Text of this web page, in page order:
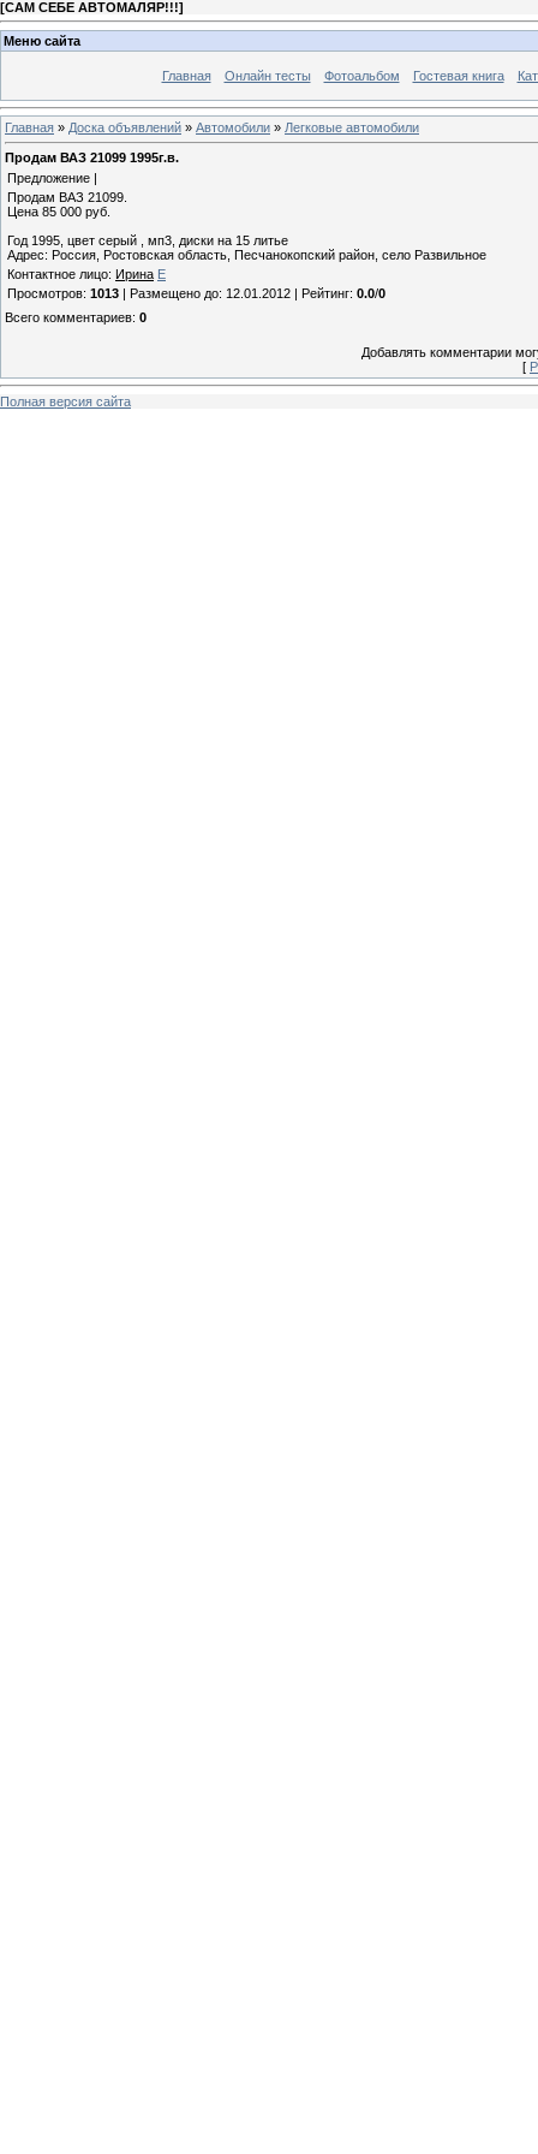
[САМ СЕБЕ АВТОМАЛЯР!!!]
Меню сайта
Главная Онлайн тесты Фотоальбом Гостевая книга
Главная » Доска объявлений » Автомобили » Легковые автомобили
Продам ВАЗ 21099 1995г.в.
Предложение |
Продам ВАЗ 21099.
Цена 85 000 руб.
Год 1995, цвет серый , мп3, диски на 15 литье
Адрес: Россия, Ростовская область, Песчанокопский район, село Развильное
Контактное лицо: Ирина E
Просмотров: 1013 | Размещено до: 12.01.2012 | Рейтинг: 0.0/0
Всего комментариев: 0
Добавлять комментарии
[
Полная версия сайта